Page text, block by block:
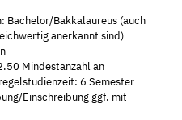
Bachelor/Bakkalaureus (auch
anerkannt sind)
Mindestanzahl an
6 Semester
Einschreibung ggf. mit